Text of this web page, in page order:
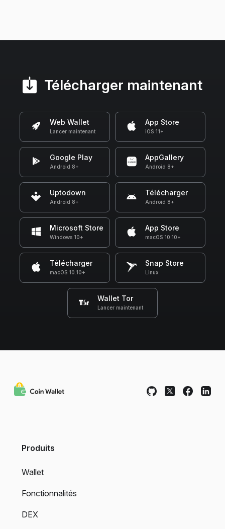
Télécharger maintenant
Web Wallet
Lancer maintenant
App Store
iOS 11+
Google Play
Android 8+
AppGallery
Android 8+
Uptodown
Android 8+
Télécharger
Android 8+
Microsoft Store
Windows 10+
App Store
macOS 10.10+
Télécharger
macOS 10.10+
Snap Store
Linux
Wallet Tor
Lancer maintenant
Produits
Wallet
Fonctionnalités
DEX